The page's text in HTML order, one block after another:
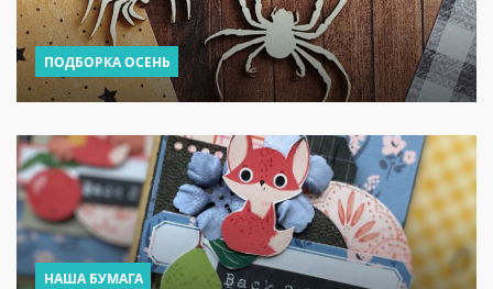
ПОДБОРКА ОСЕНЬ
НАША БУМАГА